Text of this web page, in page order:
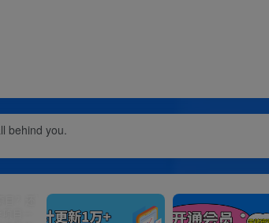
behind you.